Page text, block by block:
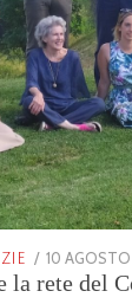
POSTED
ON
10
la rete del